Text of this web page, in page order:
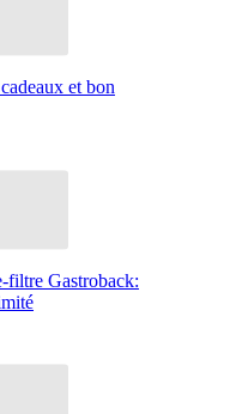
et bon
filtre Gastroback: